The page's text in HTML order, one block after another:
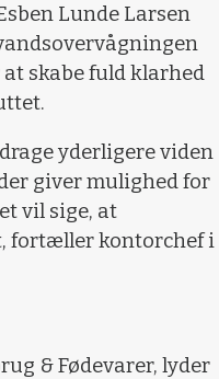
Lunde Larsen
skabe fuld klarhed
yderligere viden
giver mulighed for
vil sige, at
fortæller kontorchef i
& Fødevarer, lyder